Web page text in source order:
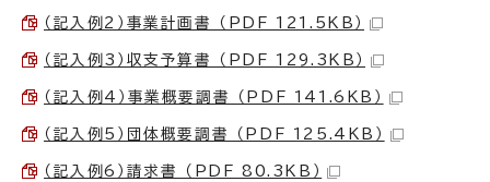
（記入例2）事業計画書 （PDF 121.5KB）
（記入例3）収支予算書 （PDF 129.3KB）
（記入例4）事業概要調書 （PDF 141.6KB）
（記入例5）団体概要調書 （PDF 125.4KB）
（記入例6）請求書 （PDF 80.3KB）